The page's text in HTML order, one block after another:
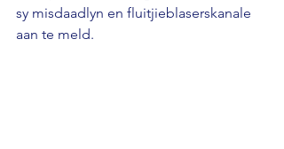
sy misdaadlyn en fluitjieblaserskanale
aan te meld.